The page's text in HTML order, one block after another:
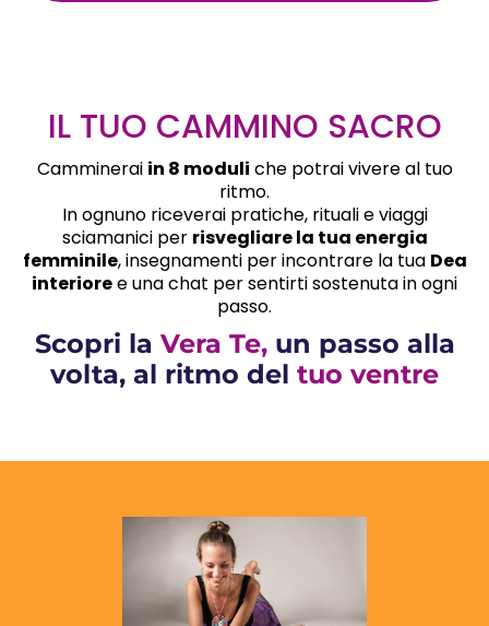
IL TUO CAMMINO SACRO
Camminerai in 8 moduli che potrai vivere al tuo
ritmo.
In ognuno riceverai pratiche, rituali e viaggi
sciamanici per risvegliare la tua energia
femminile, insegnamenti per incontrare la tua Dea
interioree una chat per sentirti sostenuta in ogni
passo.
Scopri la Vera Te, un passo alla
volta, al ritmo del tuo ventre